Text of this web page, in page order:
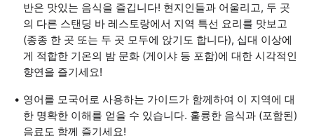
반은 맛있는 음식을 즐깁니다! 현지인들과 어울리고, 두 곳
의 다른 스탠딩 바 레스토랑에서 지역 특선 요리를 맛보고
(종종 한 곳 또는 두 곳 모두에 앉기도 합니다), 십대 이상에
게 적합한 기온의 밤 문화 (게이샤 등 포함)에 대한 시각적인
향연을 즐기세요!
영어를 모국어로 사용하는 가이드가 함께하여 이 지역에 대
한 명확한 이해를 얻을 수 있습니다. 훌륭한 음식과 (포함된)
음료도 함께 즐기세요!